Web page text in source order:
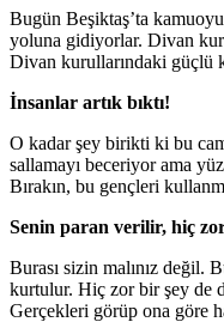
Bugün Beşiktaş’ta
yoluna gidiyorlar. Divan
Divan kurullarındaki güçlü
İnsanlar artık bıktı!
O kadar şey birikti ki bu
sallamayı beceriyor ama
Bırakın, bu gençleri
Senin paran verilir, hiç
Burası sizin malınız değil.
kurtulur. Hiç zor bir şey de
Gerçekleri görüp ona göre